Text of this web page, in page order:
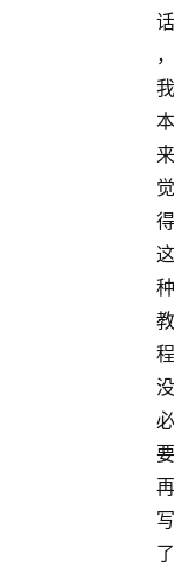
话
，
我
本
来
觉
得
这
种
教
程
没
必
要
再
写
了